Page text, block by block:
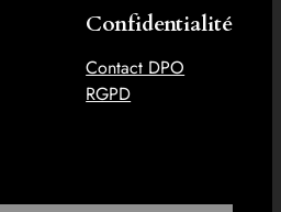
Confidentialité
Contact DPO
RGPD